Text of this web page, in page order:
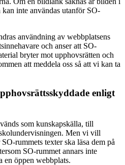
inte användas utanför SO-
användning av webbplatsens
och anser att SO-
bryter mot upphovsrätten och
att meddela oss så att vi kan ta
enligt
som kunskapskälla, till
Men vi vill
rummets texter ska läsa dem på
SO-rummet annars inte
en öppen webbplats.